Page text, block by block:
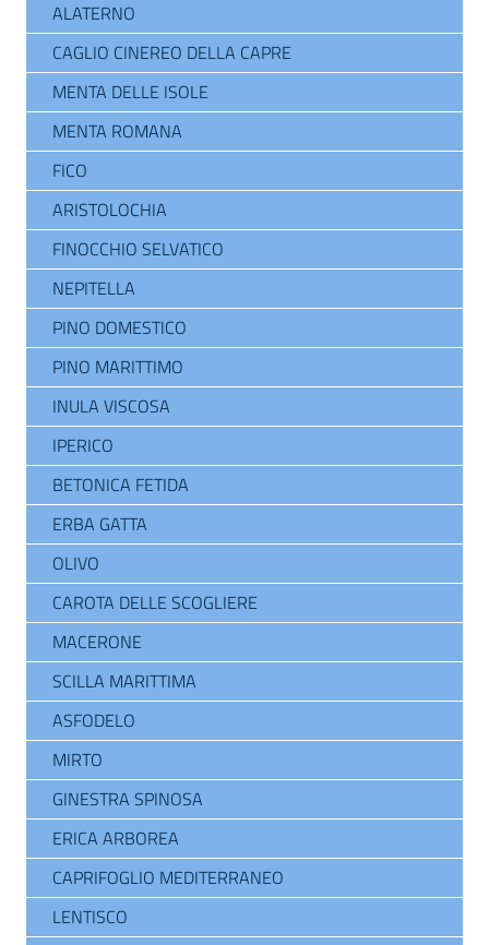
ALATERNO
CAGLIO CINEREO DELLA CAPRE
MENTA DELLE ISOLE
MENTA ROMANA
FICO
ARISTOLOCHIA
FINOCCHIO SELVATICO
NEPITELLA
PINO DOMESTICO
PINO MARITTIMO
INULA VISCOSA
IPERICO
BETONICA FETIDA
ERBA GATTA
OLIVO
CAROTA DELLE SCOGLIERE
MACERONE
SCILLA MARITTIMA
ASFODELO
MIRTO
GINESTRA SPINOSA
ERICA ARBOREA
CAPRIFOGLIO MEDITERRANEO
LENTISCO